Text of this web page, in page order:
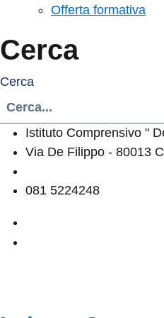
Offerta formativa
Cerca
Cerca
Istituto Comprensivo "
Via De Filippo - 80013
081 5224248